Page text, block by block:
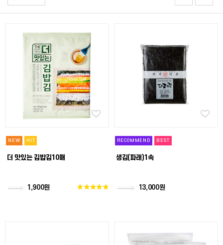
NEW HIT
더 맛있는 김밥김10매
2,500원 1,900원
RECOMMEND BEST
생김(파래)1속
14,000원 13,000원